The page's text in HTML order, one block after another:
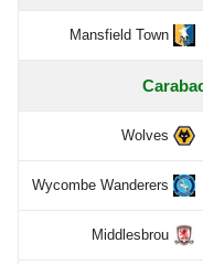
Mansfield Town
Wolves
Wycombe Wanderers
Middlesbrou